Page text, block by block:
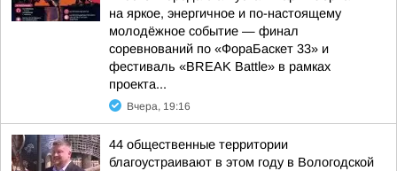
на яркое, энергичное и по-настоящему
молодёжное событие — финал
соревнований по «ФораБаскет 33» и
фестиваль «BREAK Battle» в рамках
проекта...
Вчера, 19:16
44 общественные территории
благоустраивают в этом году в Вологодской